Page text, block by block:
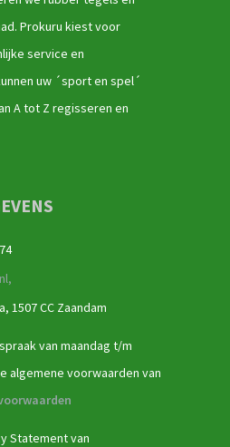
Prokuru kiest voor
service en
uw ´sport en spel´
A tot Z regisseren en
1507 CC Zaandam
van maandag t/m
algemene voorwaarden van
Statement van